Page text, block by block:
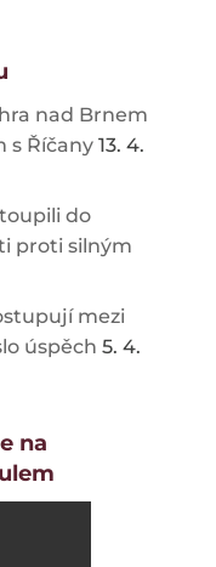
nad Brnem
s Říčany 13. 4.
do
proti silným
mezi
úspěch 5. 4.
na